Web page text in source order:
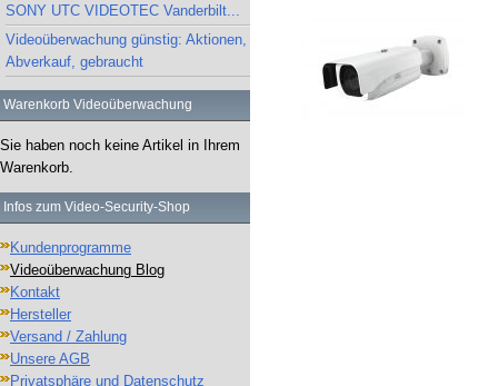
SONY UTC VIDEOTEC Vanderbilt...
Videoüberwachung günstig: Aktionen,
Abverkauf, gebraucht
Warenkorb Videoüberwachung
Sie haben noch keine Artikel in Ihrem
Warenkorb.
Infos zum Video-Security-Shop
Kundenprogramme
Videoüberwachung Blog
Kontakt
Hersteller
Versand / Zahlung
Unsere AGB
Privatsphäre und Datenschutz